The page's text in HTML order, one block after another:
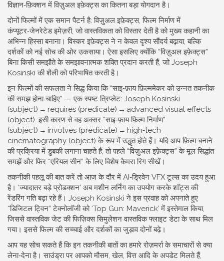
विज्ञान‑फ़िक्शन में विज़ुअल इफ़ेक्ट्स का कितना बड़ा योगदान है।
दोनों फिल्मों में एक समान पैटर्न है:विज़ुअल इफ़ेक्ट्स,फिल्म निर्माण में
कंप्यूटर‑जेनरेटेड इमेज़री, जो वास्तविकता को विस्तार देती हैको मुख्य कहानी का
अभिन्न हिस्सा बनाना। विस्कर इफ़ेक्ट्स ने न केवल दृश्य सौंदर्य बढ़ाया, बल्कि
दर्शकों को नई सोच की ओर उकसाया। ऐसा इसलिए क्योंकि “विज़ुअल इफ़ेक्ट्स”
बिना किसी समझौते के समझावनात्मक शक्ति प्रदान करती हैं, जो Joseph
Kosinski की शैली को परिभाषित करती है।
इन फिल्मों की सफलता ने सिद्ध किया कि “साइ‑फ़ाय फ़िल्ममेकर को उन्नत तकनीक
की समझ होना चाहिए” — एक स्पष्ट त्रिप्लेट: Joseph Kosinski
(subject) → requires (predicate) → advanced visual effects
(object). इसी कारण से वह अक्सर “साइ‑फ़ाय फ़िल्म निर्माण”
(subject) → involves (predicate) → high‑tech
cinematography (object) के रूप में उद्धृत होते हैं। यदि आप फ़िल्म बनाने
की प्रक्रिया में डुबकी लगाना चाहते हैं, तो पहले “विज़ुअल इफ़ेक्ट्स” के मूल सिद्धांत
समझें और फिर “एरियल सीन” के लिए विशेष कैमरा रिग सीखें।
तकनीकी पहलू की बात करें तो आज के दौर में AI‑ड्रिवेन VFX टूल्स का उदय हुआ
है। ‘ज्यादातर बड़े प्रोडक्शन’ अब मशीन लर्निंग का उपयोग करके शॉट्स की
रेंडरिंग गति बढ़ा रहे हैं। Joseph Kosinski ने इस प्रवाह को अपनाते हुए
“डिजिटल ट्विन” टेक्नोलॉजी को ‘Top Gun: Maverick’ में इस्तेमाल किया,
जिससे वास्तविक जेट की फिज़िक्स सिमुलेशन वास्तविक फ्लाइट डेटा के साथ मिल
गया। इससे फिल्म की सच्चाई और दर्शकों का जुड़ाव दोनों बढ़े।
आप यह सोच सकते हैं कि इन तकनीकी बातों का हमारे रोज़मर्रा के समाचारों से क्या
लेना‑देना है। साउंड्रा पर आपको मौसम, खेल, वित्त आदि के अपडेट मिलते हैं,